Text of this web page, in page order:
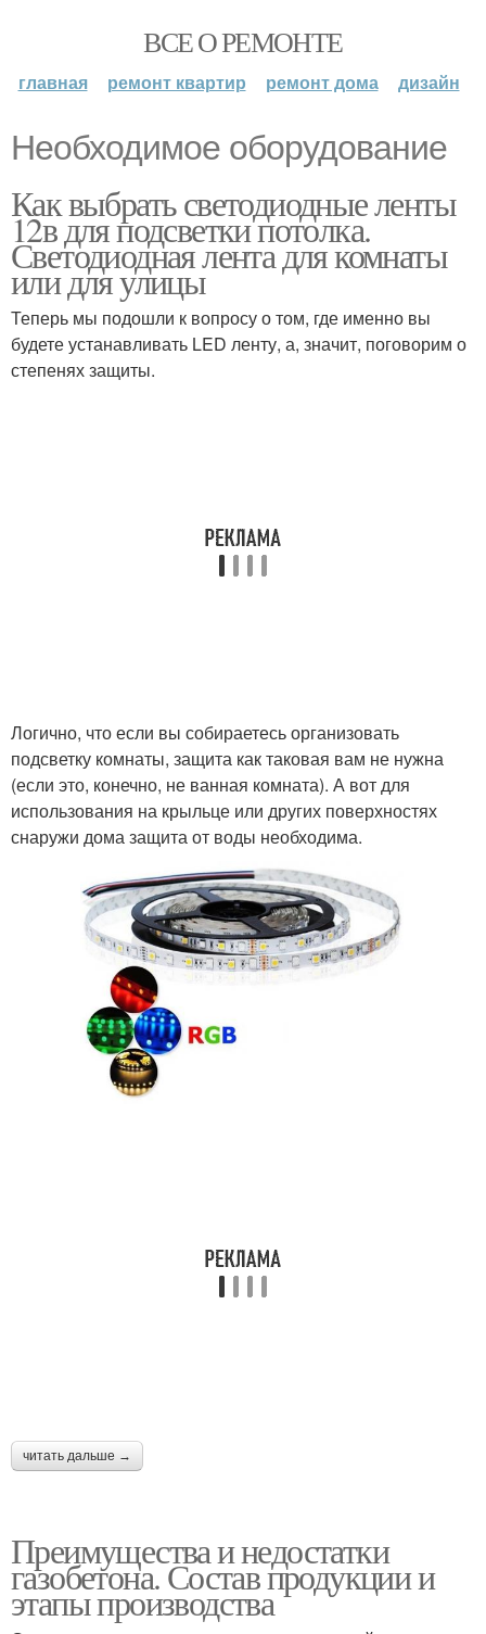
ВСЕ О РЕМОНТЕ
главная ремонт квартир ремонт дома дизайн
Необходимое оборудование
Как выбрать светодиодные ленты
12в для подсветки потолка.
Светодиодная лента для комнаты
или для улицы
Теперь мы подошли к вопросу о том, где именно вы
будете устанавливать LED ленту, а, значит, поговорим о
степенях защиты.
Логично, что если вы собираетесь организовать
подсветку комнаты, защита как таковая вам не нужна
(если это, конечно, не ванная комната). А вот для
использования на крыльце или других поверхностях
снаружи дома защита от воды необходима.
читать дальше →
Преимущества и недостатки
газобетона. Состав продукции и
этапы производства